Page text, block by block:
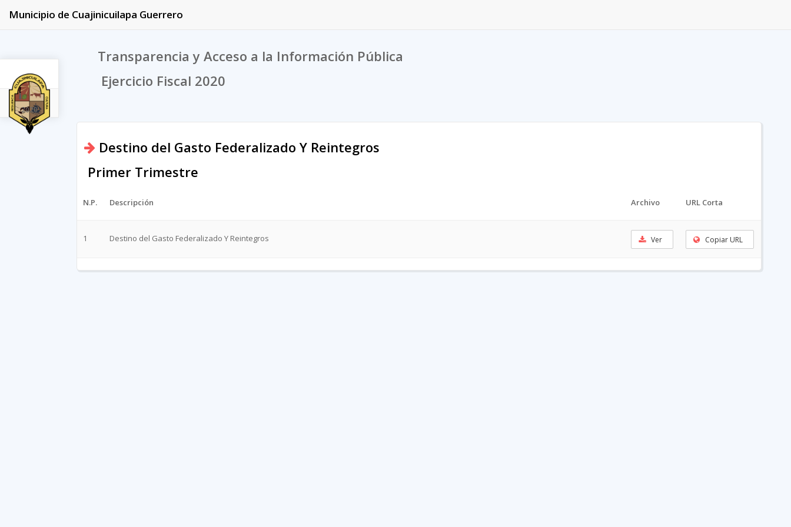
2020
Municipio de Cuajinicuilapa Guerrero
Transparencia y Acceso a la Información Pública
Ejercicio Fiscal 2020
Destino del Gasto Federalizado Y Reintegros
Primer Trimestre
N.P. Descripción Archivo URL Corta
1 Destino del Gasto Federalizado Y Reintegros Ver Copiar URL